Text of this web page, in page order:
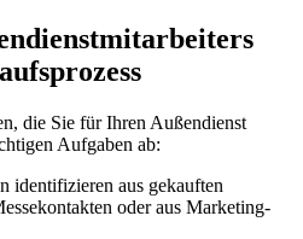
die Sie für Ihren Außendienst
Aufgaben ab:
identifizieren aus gekauften
oder aus Marketing-